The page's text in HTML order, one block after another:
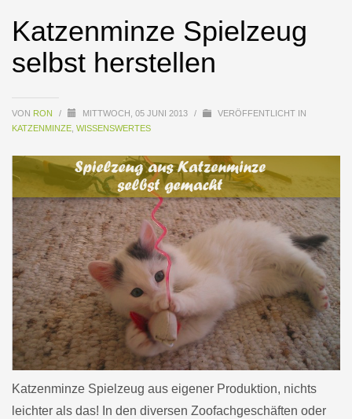
Katzenminze Spielzeug
selbst herstellen
VON RON / MITTWOCH, 05 JUNI 2013 /
VERÖFFENTLICHT IN
KATZENMINZE WISSENSWERTES
Katzenminze Spielzeug aus eigener Produktion, nichts
leichter als das! In den diversen Zoofachgeschäften oder